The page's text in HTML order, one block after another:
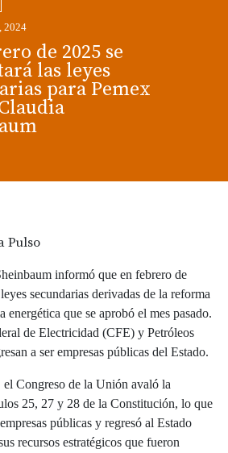
2024
de 2025 se
las leyes
para Pemex
Pulso
informó que en febrero de
secundarias derivadas de la reforma
energética que se aprobó el mes pasado.
de Electricidad (CFE) y Petróleos
a ser empresas públicas del Estado.
Congreso de la Unión avaló la
25, 27 y 28 de la Constitución, lo que
públicas y regresó al Estado
recursos estratégicos que fueron